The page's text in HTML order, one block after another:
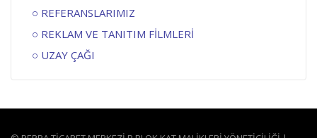
REFERANSLARIMIZ
REKLAM VE TANITIM FİLMLERİ
UZAY ÇAĞI